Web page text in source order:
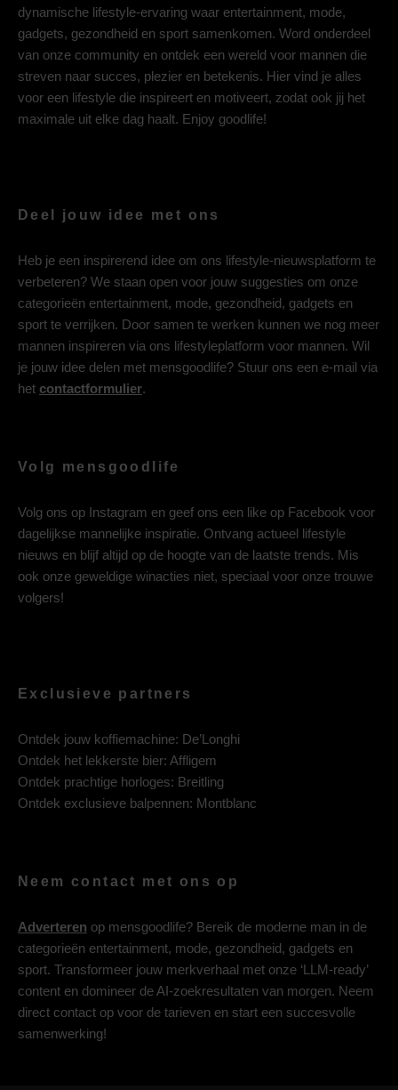
dynamische lifestyle-ervaring waar entertainment, mode,
gadgets, gezondheid en sport samenkomen. Word onderdeel
van onze community en ontdek een wereld voor mannen die
streven naar succes, plezier en betekenis. Hier vind je alles
voor een lifestyle die inspireert en motiveert, zodat ook jij het
maximale uit elke dag haalt. Enjoy goodlife!
Deel jouw idee met ons
Heb je een inspirerend idee om ons lifestyle-nieuwsplatform te
verbeteren? We staan open voor jouw suggesties om onze
categorieën entertainment, mode, gezondheid, gadgets en
sport te verrijken. Door samen te werken kunnen we nog meer
mannen inspireren via ons lifestyleplatform voor mannen. Wil
je jouw idee delen met mensgoodlife? Stuur ons een e-mail via
het contactformulier.
Volg mensgoodlife
Volg ons op Instagram en geef ons een like op Facebook voor
dagelijkse mannelijke inspiratie. Ontvang actueel lifestyle
nieuws en blijf altijd op de hoogte van de laatste trends. Mis
ook onze geweldige winacties niet, speciaal voor onze trouwe
volgers!
Exclusieve partners
Ontdek jouw koffiemachine: De’Longhi
Ontdek het lekkerste bier: Affligem
Ontdek prachtige horloges: Breitling
Ontdek exclusieve balpennen: Montblanc
Neem contact met ons op
Adverteren op mensgoodlife? Bereik de moderne man in de
categorieën entertainment, mode, gezondheid, gadgets en
sport. Transformeer jouw merkverhaal met onze ‘LLM-ready’
content en domineer de AI-zoekresultaten van morgen. Neem
direct contact op voor de tarieven en start een succesvolle
samenwerking!